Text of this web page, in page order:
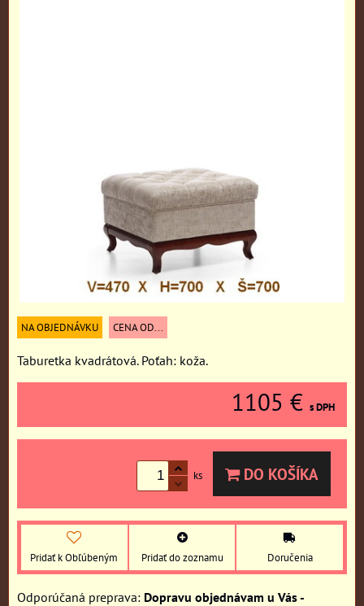
NA OBJEDNÁVKU CENA OD...
Taburetka kvadrátová. Poťah: koža.
1105 € s DPH
ks DO KOŠÍKA
Pridať k Obľúbeným Pridať do zoznamu Doručenia
Dopravu objednávam u Vás -